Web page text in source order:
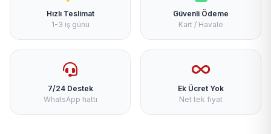
Hızlı Teslimat
1-3 iş günü
Güvenli Ödeme
Kart / Havale
7/24 Destek
WhatsApp hattı
Ek Ücret Yok
Net tek fiyat